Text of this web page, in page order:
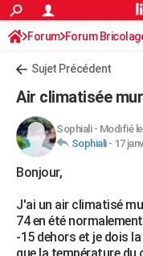
ACTUALITÉS
Politique
Société
Faits Divers
Education
Monde
Villes
+
FINANCE
Retraite
Impôts
Epargne
Immobilier
Risques naturels par ville
Banque
Assurance
Crédit
AUTO
Essais
Réserver un essai
Citadines
Berlines
SUV
Forum auto
+HIGH-TECH
Mobiles
Meilleur smartphone
Internet
Ordinateurs
Jeux vidéo
Guide high-tech
+BRICOLAGE
Forum
Aménagement intérieur
Extérieur
Cuisine
Salle de bains
Jardinage
Rangement
WEEK-END
Forum Forum
Sujet Précédent
Air climatisée
Sophiali- Modifié le
Sophiali- 17
Bonjour,
J'ai un air climatisé
74 en été
-15 dehors et je dois